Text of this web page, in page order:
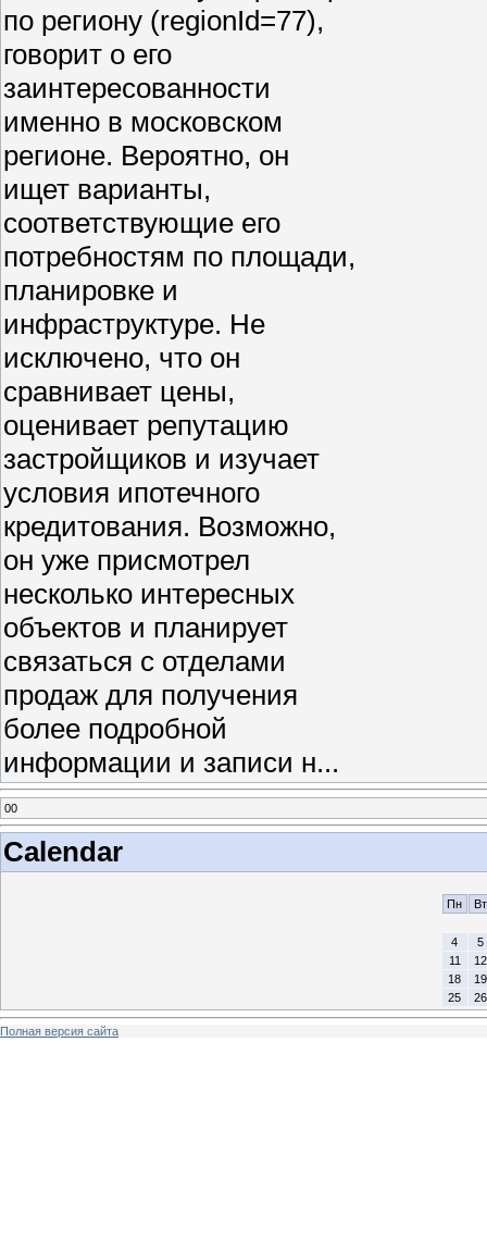
по региону (regionId=77),
говорит о его
заинтересованности
именно в московском
регионе. Вероятно, он
ищет варианты,
соответствующие его
потребностям по площади,
планировке и
инфраструктуре. Не
исключено, что он
сравнивает цены,
оценивает репутацию
застройщиков и изучает
условия ипотечного
кредитования. Возможно,
он уже присмотрел
несколько интересных
объектов и планирует
связаться с отделами
продаж для получения
более подробной
информации и записи н...
00
Calendar
Пн Вт
4
5
11
12
18
19
25
26
Полная версия сайта